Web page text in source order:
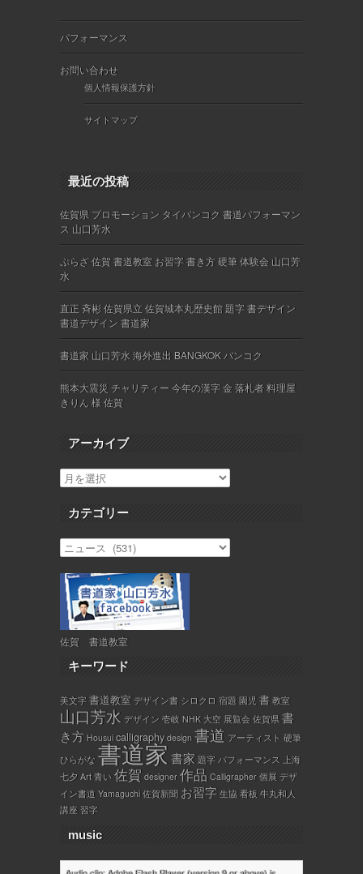
パフォーマンス
お問い合わせ
個人情報保護方針
サイトマップ
最近の投稿
佐賀県 プロモーション タイバンコク 書道パフォーマン
ス 山口芳水
ぷらざ 佐賀 書道教室 お習字 書き方 硬筆 体験会 山口芳
水
直正 斉彬 佐賀県立 佐賀城本丸歴史館 題字 書デザイン
書道デザイン 書道家
書道家 山口芳水 海外進出 BANGKOK バンコク
熊本大震災 チャリティー 今年の漢字 金 落札者 料理屋
きりん 様 佐賀
アーカイブ
カテゴリー
佐賀 書道教室
キーワード
美文字 書道教室 デザイン書 シロクロ 宿題 園児 書 教室
山口芳水 デザイン 壱岐 NHK 大空 展覧会 佐賀県 書
き方 Housui calligraphy design 書道 アーティスト 硬筆
ひらがな 書道家書家 題字 パフォーマンス 上海
七夕 Art 青い 佐賀 designer 作品 Calligrapher 個展 デザ
イン書道 Yamaguchi 佐賀新聞 お習字 生協 看板 牛丸和人
講座 習字
music